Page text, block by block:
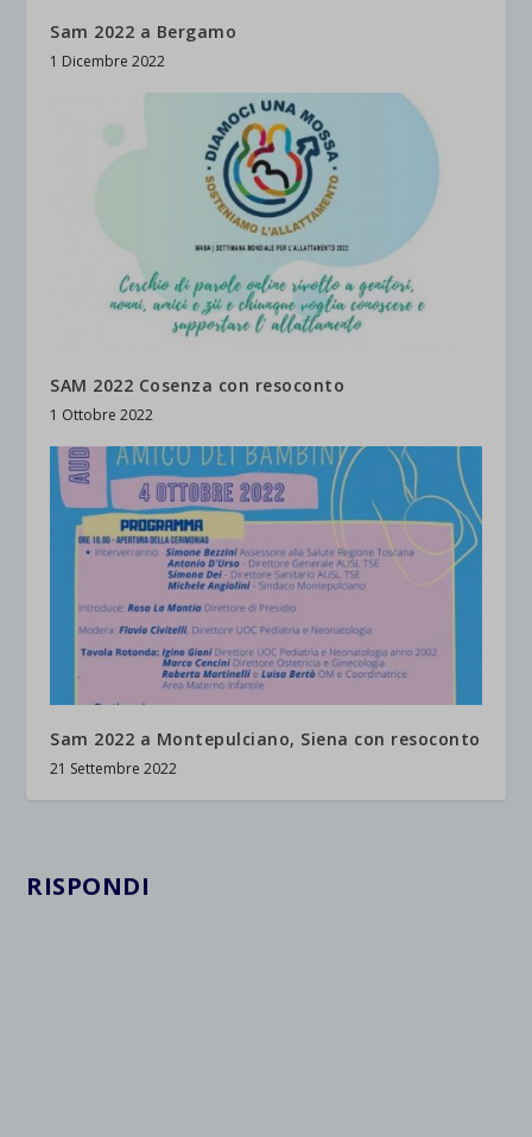
Sam 2022 a Bergamo
1 Dicembre 2022
SAM 2022 Cosenza con resoconto
1 Ottobre 2022
Sam 2022 a Montepulciano, Siena con resoconto
21 Settembre 2022
RISPONDI